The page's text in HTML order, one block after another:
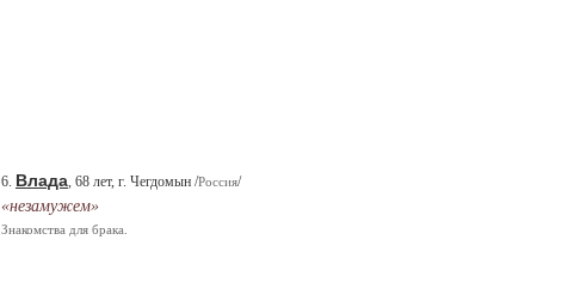
6. Влада, 68 лет, г. Чегдомын /Россия/
«незамужем»
Знакомства для брака.